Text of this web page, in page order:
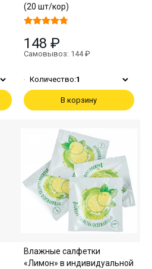
(20 шт/кор)
148 ₽
Самовывоз: 144 ₽
Количество:1
В корзину
Влажные салфетки
«Лимон» в индивидуальной